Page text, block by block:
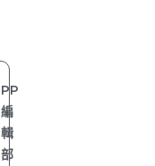
PP
編
輯
部